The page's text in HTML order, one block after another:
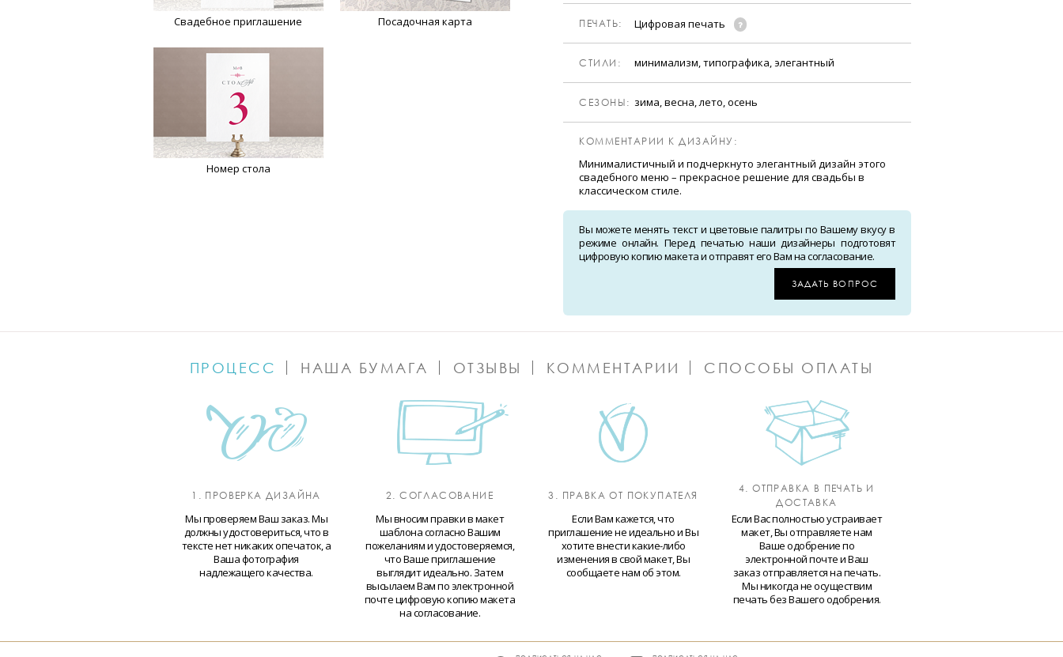
Свадебное приглашение Посадочная карта
Номер стола
ПЕЧАТЬ: Цифровая печать
CТИЛИ: минимализм, типографика, элегантный
CЕЗОНЫ: зима, весна, лето, осень
КОММЕНТАРИИ К ДИЗАЙНУ:
Минималистичный и подчеркнуто элегантный дизайн этого
свадебного меню – прекрасное решение для свадьбы в
классическом стиле.
Вы можете менять текст и цветовые палитры по Вашему вкусу в
режиме онлайн. Перед печатью наши дизайнеры подготовят
цифровую копию макета и отправят его Вам на согласование.
ЗАДАТЬ ВОПРОС
ПРОЦЕСС НАША БУМАГА ОТЗЫВЫ КОММЕНТАРИИ СПОСОБЫ ОПЛАТЫ
1. ПРОВЕРКА ДИЗАЙНА
Мы проверяем Ваш заказ. Мы
должны удостовериться, что в
тексте нет никаких опечаток, а
Ваша фотография
надлежащего качества.
2. СОГЛАСОВАНИЕ
Мы вносим правки в макет
шаблона согласно Вашим
пожеланиям и удостоверяемся,
что Ваше приглашение
выглядит идеально. Затем
высылаем Вам по электронной
почте цифровую копию макета
на согласование.
3. ПРАВКА ОТ ПОКУПАТЕЛЯ
Если Вам кажется, что
приглашение не идеально и Вы
хотите внести какие-либо
изменения в свой макет, Вы
сообщаете нам об этом.
4. ОТПРАВКА В ПЕЧАТЬ И
ДОСТАВКА
Если Вас полностью устраивает
макет, Вы отправляете нам
Ваше одобрение по
электронной почте и Ваш
заказ отправляется на печать.
Мы никогда не осуществим
печать без Вашего одобрения.